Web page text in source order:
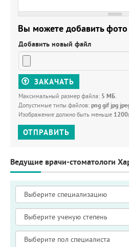
Вы можете добавить фото
Добавить новый файл
ЗАКАЧАТЬ
Максимальный размер файла: 5 МБ.
Допустимые типы файлов: png gif jpg
Изображение должно быть меньше
ОТПРАВИТЬ
Ведущие врачи-стоматологи